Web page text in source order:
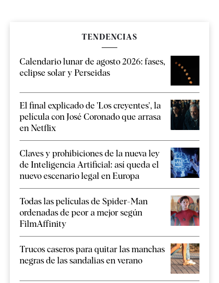
TENDENCIAS
Calendario lunar de agosto 2026: fases,
eclipse solar y Perseidas
El final explicado de 'Los creyentes', la
película con José Coronado que arrasa
en Netflix
Claves y prohibiciones de la nueva ley
de Inteligencia Artificial: así queda el
nuevo escenario legal en Europa
Todas las películas de Spider-Man
ordenadas de peor a mejor según
FilmAffinity
Trucos caseros para quitar las manchas
negras de las sandalias en verano